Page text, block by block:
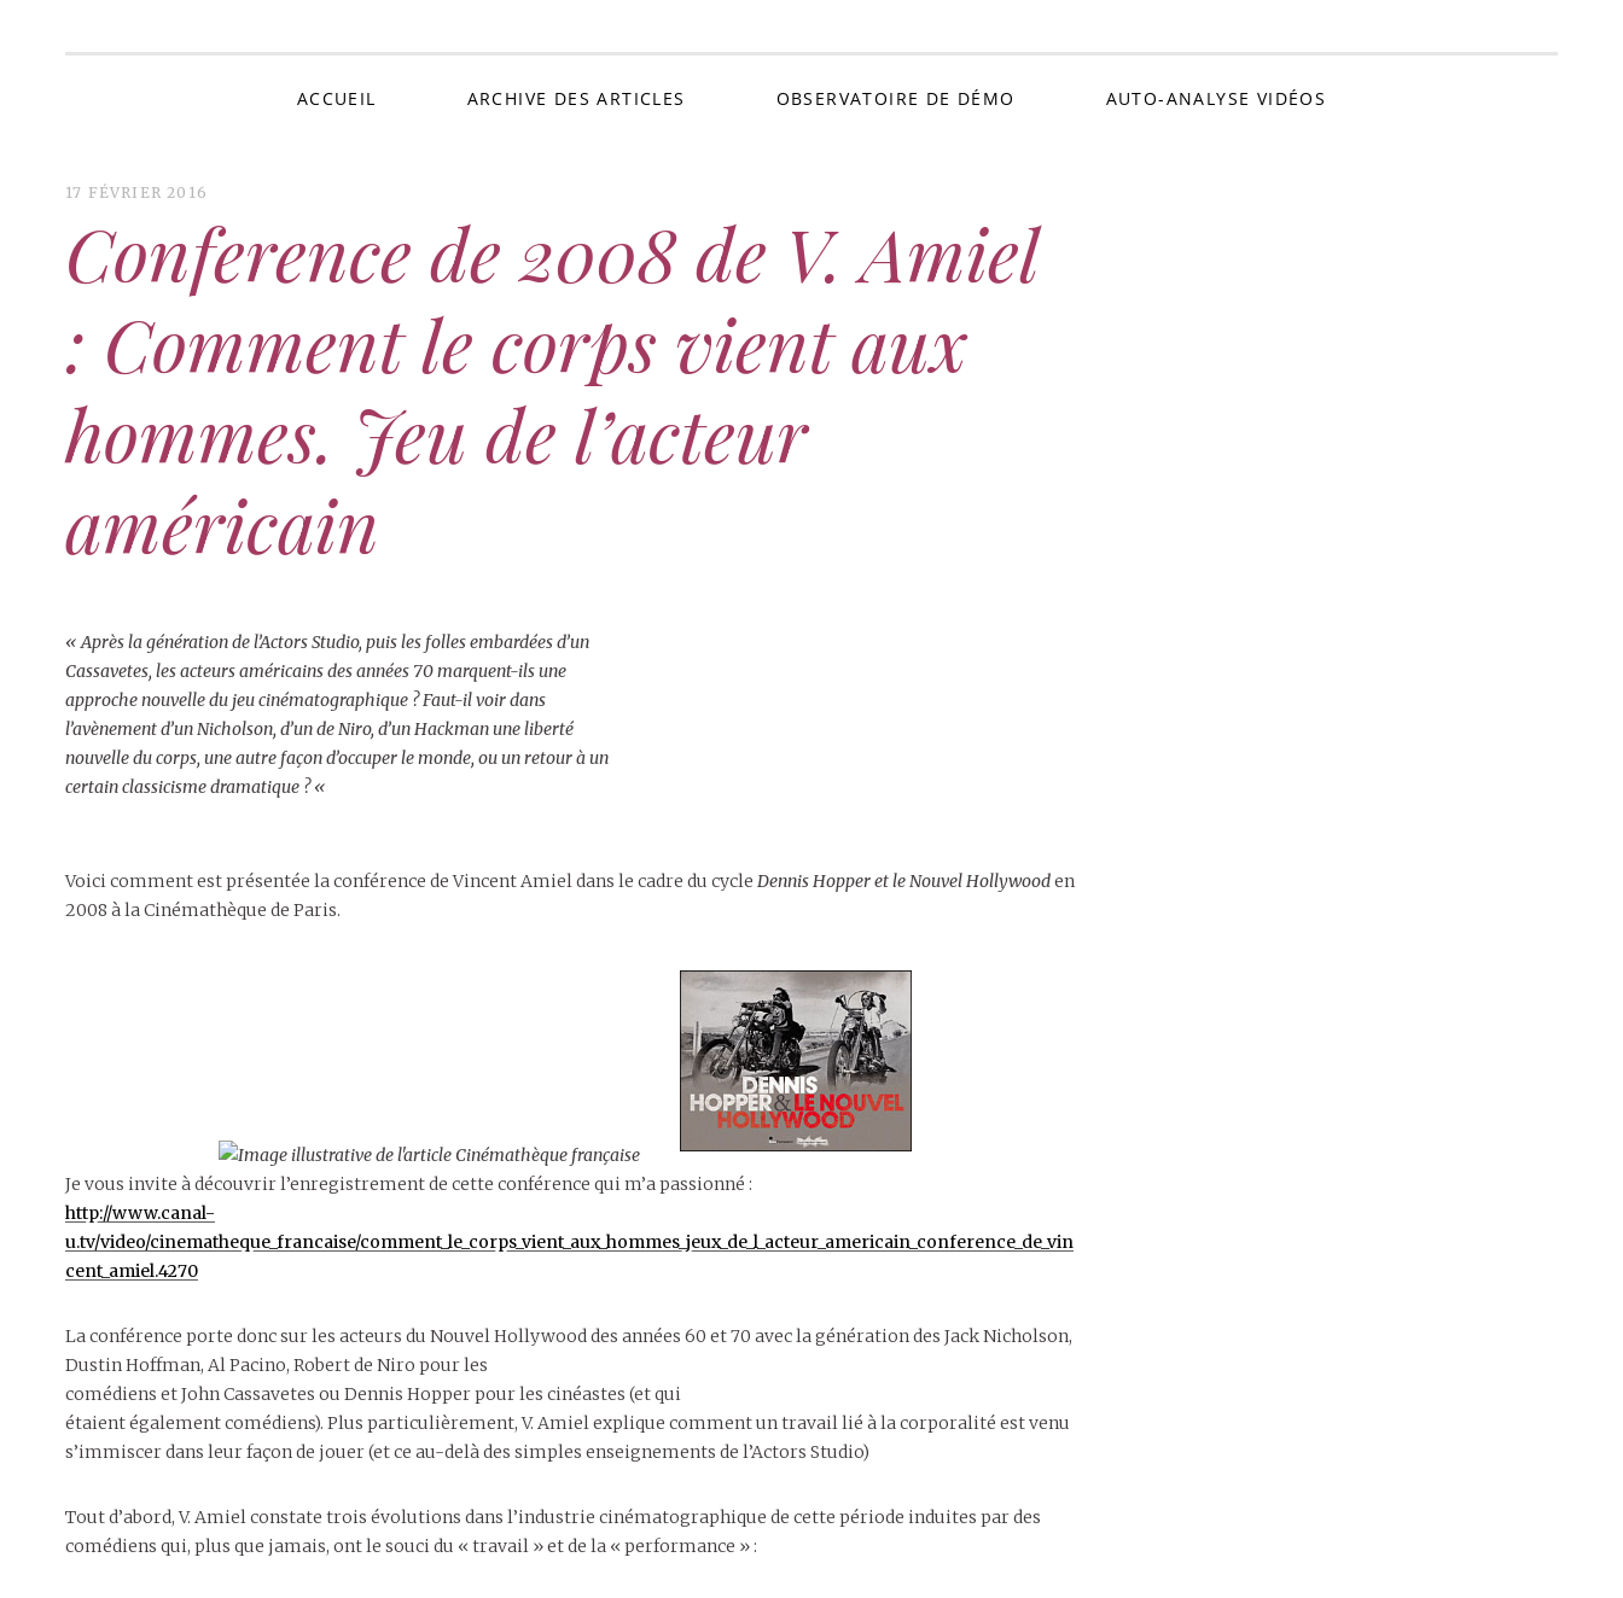
ACCUEIL ARCHIVE DES ARTICLES OBSERVATOIRE DE DÉMO AUTO-ANALYSE VIDÉOS
17 FÉVRIER 2016
Conference de 2008 de V. Amiel
: Comment le corps vient aux
hommes. Jeu de l’acteur
américain
« Après la génération de l’Actors Studio, puis les folles embardées d’un
Cassavetes, les acteurs américains des années 70 marquent-ils une
approche nouvelle du jeu cinématographique ? Faut-il voir dans
l’avènement d’un Nicholson, d’un de Niro, d’un Hackman une liberté
nouvelle du corps, une autre façon d’occuper le monde, ou un retour à un
certain classicisme dramatique ? «
Voici comment est présentée la conférence de Vincent Amiel dans le cadre du cycle Dennis Hopper et le Nouvel Hollywooden
2008 à la Cinémathèque de Paris.
Je vous invite à découvrir l’enregistrement de cette conférence qui m’a passionné :
http://www.canal-
u.tv/video/cinematheque_francaise/comment_le_corps_vient_aux_hommes_jeux_de_l_acteur_americain_conference_de_vin
cent_amiel.4270
La conférence porte donc sur les acteurs du Nouvel Hollywood des années 60 et 70 avec la génération des Jack Nicholson,
Dustin Hoffman, Al Pacino, Robert de Niro pour les
comédiens et John Cassavetes ou Dennis Hopper pour les cinéastes (et qui
étaient également comédiens). Plus particulièrement, V. Amiel explique comment un travail lié à la corporalité est venu
s’immiscer dans leur façon de jouer (et ce au-delà des simples enseignements de l’Actors Studio)
Tout d’abord, V. Amiel constate trois évolutions dans l’industrie cinématographique de cette période induites par des
comédiens qui, plus que jamais, ont le souci du « travail » et de la « performance » :